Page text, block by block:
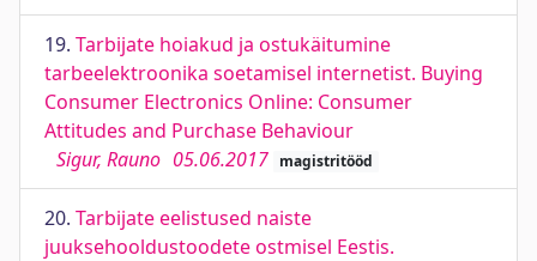
19. Tarbijate hoiakud ja ostukäitumine
tarbeelektroonika soetamisel internetist. Buying
Consumer Electronics Online: Consumer
Attitudes and Purchase Behaviour
Sigur, Rauno 05.06.2017 magistritööd
20. Tarbijate eelistused naiste
juuksehooldustoodete ostmisel Eestis.